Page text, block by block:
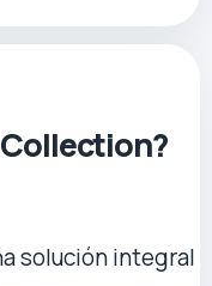
solución integral